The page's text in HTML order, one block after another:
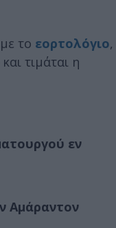
το εορτολόγιο,
τιμάται η
εν
Αμάραντον